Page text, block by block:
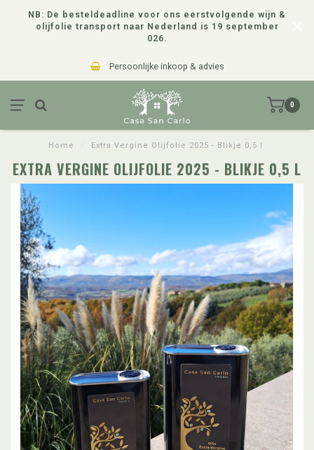
NB: De besteldeadline voor ons eerstvolgende wijn &
olijfolie transport naar Nederland is 19 september
026.
Persoonlijke inkoop & advies
0
Home Extra Vergine Olijfolie 2025 - Blikje 0,5 l
EXTRA VERGINE OLIJFOLIE 2025 - BLIKJE 0,5 L